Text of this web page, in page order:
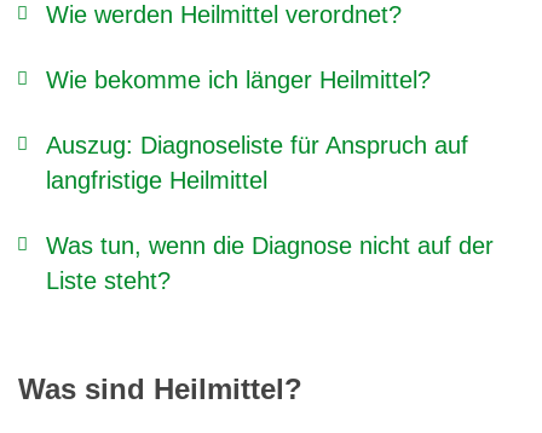
Wie werden Heilmittel verordnet?
Wie bekomme ich länger Heilmittel?
Auszug: Diagnoseliste für Anspruch auf
langfristige Heilmittel
Was tun, wenn die Diagnose nicht auf der
Liste steht?
Was sind Heilmittel?